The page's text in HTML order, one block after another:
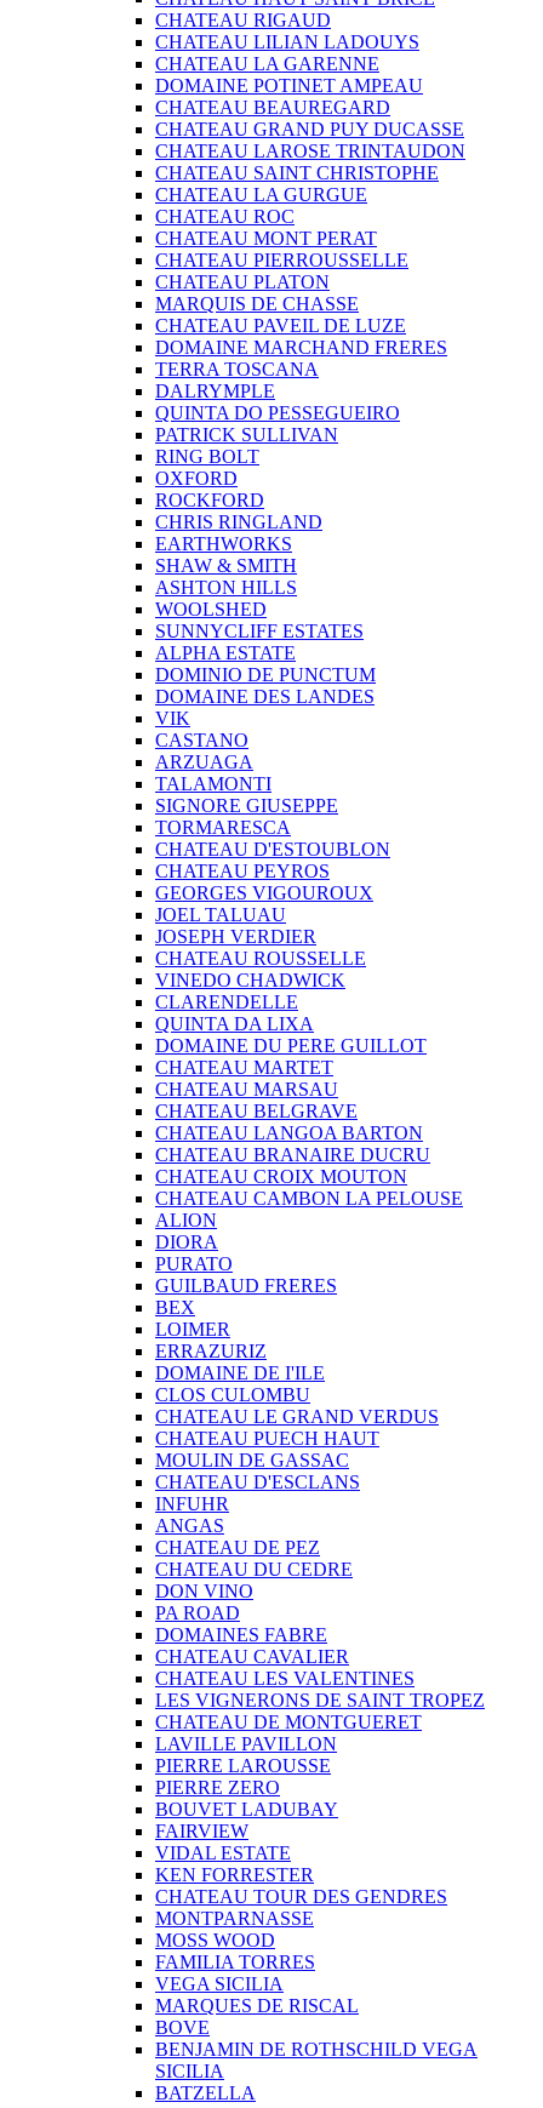
CHATEAU RIGAUD
CHATEAU LILIAN LADOUYS
CHATEAU LA GARENNE
DOMAINE POTINET AMPEAU
CHATEAU BEAUREGARD
CHATEAU GRAND PUY DUCASSE
CHATEAU LAROSE TRINTAUDON
CHATEAU SAINT CHRISTOPHE
CHATEAU LA GURGUE
CHATEAU ROC
CHATEAU MONT PERAT
CHATEAU PIERROUSSELLE
CHATEAU PLATON
MARQUIS DE CHASSE
CHATEAU PAVEIL DE LUZE
DOMAINE MARCHAND FRERES
TERRA TOSCANA
DALRYMPLE
QUINTA DO PESSEGUEIRO
PATRICK SULLIVAN
RING BOLT
OXFORD
ROCKFORD
CHRIS RINGLAND
EARTHWORKS
SHAW & SMITH
ASHTON HILLS
WOOLSHED
SUNNYCLIFF ESTATES
ALPHA ESTATE
DOMINIO DE PUNCTUM
DOMAINE DES LANDES
VIK
CASTANO
ARZUAGA
TALAMONTI
SIGNORE GIUSEPPE
TORMARESCA
CHATEAU D'ESTOUBLON
CHATEAU PEYROS
GEORGES VIGOUROUX
JOEL TALUAU
JOSEPH VERDIER
CHATEAU ROUSSELLE
VINEDO CHADWICK
CLARENDELLE
QUINTA DA LIXA
DOMAINE DU PERE GUILLOT
CHATEAU MARTET
CHATEAU MARSAU
CHATEAU BELGRAVE
CHATEAU LANGOA BARTON
CHATEAU BRANAIRE DUCRU
CHATEAU CROIX MOUTON
CHATEAU CAMBON LA PELOUSE
ALION
DIORA
PURATO
GUILBAUD FRERES
BEX
LOIMER
ERRAZURIZ
DOMAINE DE I'ILE
CLOS CULOMBU
CHATEAU LE GRAND VERDUS
CHATEAU PUECH HAUT
MOULIN DE GASSAC
CHATEAU D'ESCLANS
INFUHR
ANGAS
CHATEAU DE PEZ
CHATEAU DU CEDRE
DON VINO
PA ROAD
DOMAINES FABRE
CHATEAU CAVALIER
CHATEAU LES VALENTINES
LES VIGNERONS DE SAINT TROPEZ
CHATEAU DE MONTGUERET
LAVILLE PAVILLON
PIERRE LAROUSSE
PIERRE ZERO
BOUVET LADUBAY
FAIRVIEW
VIDAL ESTATE
KEN FORRESTER
CHATEAU TOUR DES GENDRES
MONTPARNASSE
MOSS WOOD
FAMILIA TORRES
VEGA SICILIA
MARQUES DE RISCAL
BOVE
BENJAMIN DE ROTHSCHILD VEGA
SICILIA
BATZELLA